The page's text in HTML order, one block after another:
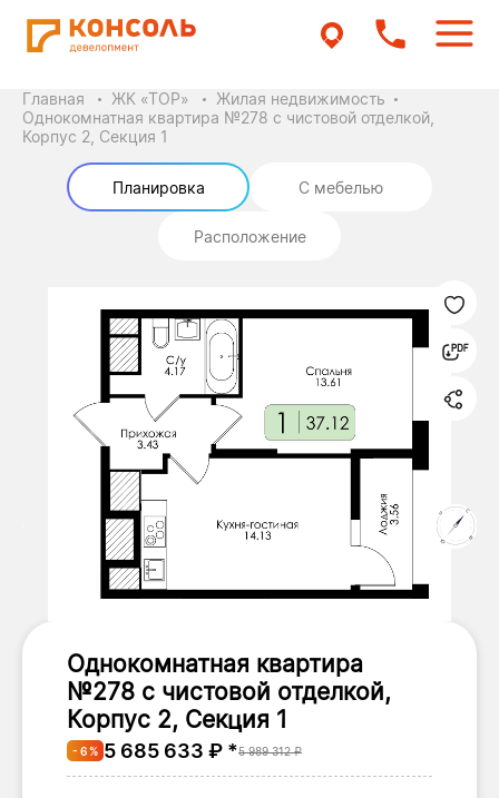
Главная ЖК «ТОР»
Жилая недвижимость
Однокомнатная квартира №278 с чистовой отделкой,
Корпус 2, Секция 1
Планировка С мебелью
Расположение
Однокомнатная квартира
№278 с чистовой отделкой,
Корпус 2, Секция 1
- 6 % 5 685 633 ₽ *5 989 312 ₽